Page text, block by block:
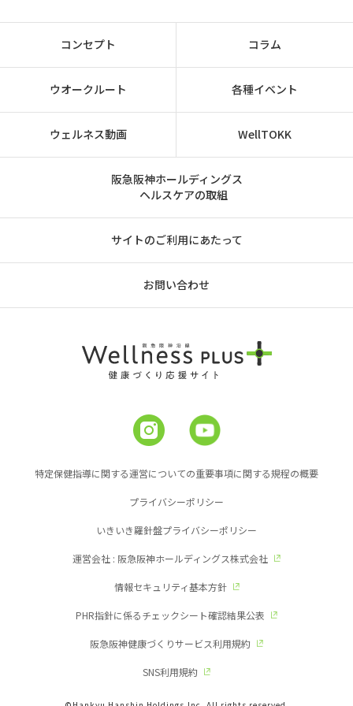
コンセプト コラム
ウオークルート 各種イベント
ウェルネス動画 WellTOKK
阪急阪神ホールディングス
ヘルスケアの取組
サイトのご利用にあたって
お問い合わせ
特定保健指導に関する運営についての重要事項に関する規程の概要
プライバシーポリシー
いきいき羅針盤プライバシーポリシー
運営会社 : 阪急阪神ホールディングス株式会社
情報セキュリティ基本方針
PHR指針に係るチェックシート確認結果公表
阪急阪神健康づくりサービス利用規約
SNS利用規約